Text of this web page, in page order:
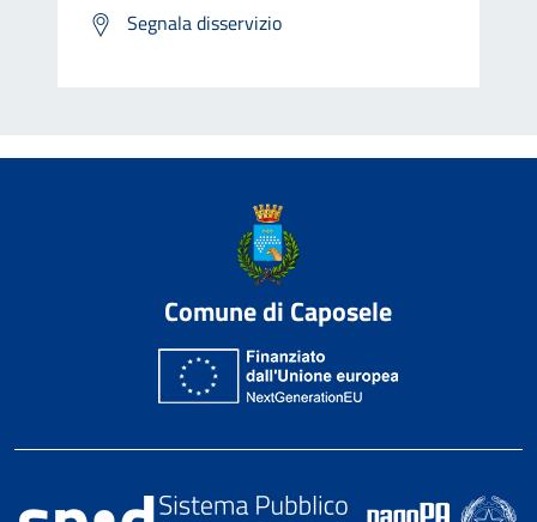
Segnala disservizio
Comune di Caposele